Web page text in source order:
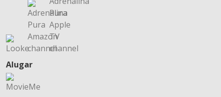
Alugar